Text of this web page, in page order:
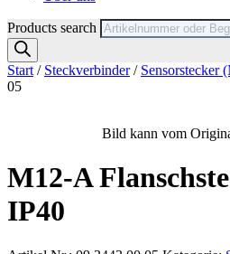
Products search
Start / Steckverbinder/ Sensorstecker
05
Bild kann vom
M12-A
IP40